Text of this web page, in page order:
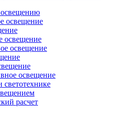
освещение
освещение
освещение
освещение
расчет